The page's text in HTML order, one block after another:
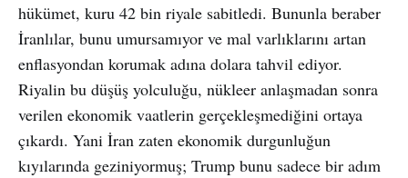
hükümet, kuru 42 bin riyale sabitledi. Bununla beraber
İranlılar, bunu umursamıyor ve mal varlıklarını artan
enflasyondan korumak adına dolara tahvil ediyor.
Riyalin bu düşüş yolculuğu, nükleer anlaşmadan sonra
verilen ekonomik vaatlerin gerçekleşmediğini ortaya
çıkardı. Yani İran zaten ekonomik durgunluğun
kıyılarında geziniyormuş; Trump bunu sadece bir adım